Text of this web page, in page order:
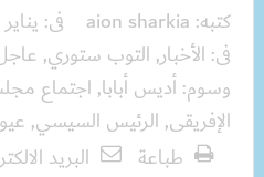
كتبه: aion sharkia فى: يناير 27, 2018
فى: الأخبار, التوب ستوري,
وسوم:أديس أبابا, اجتماع
الإفريقى, الرئيس السيسي,
طباعة
البريد